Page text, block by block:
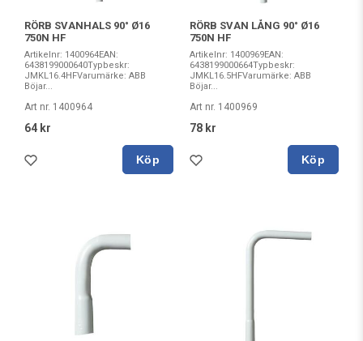
RÖRB SVANHALS 90° Ø16
750N HF
Artikelnr: 1400964EAN:
6438199000640Typbeskr:
JMKL16.4HFVarumärke: ABB
Böjar...
Art nr. 1400964
64 kr
Köp
RÖRB SVAN LÅNG 90° Ø16
750N HF
Artikelnr: 1400969EAN:
6438199000664Typbeskr:
JMKL16.5HFVarumärke: ABB
Böjar...
Art nr. 1400969
78 kr
Köp